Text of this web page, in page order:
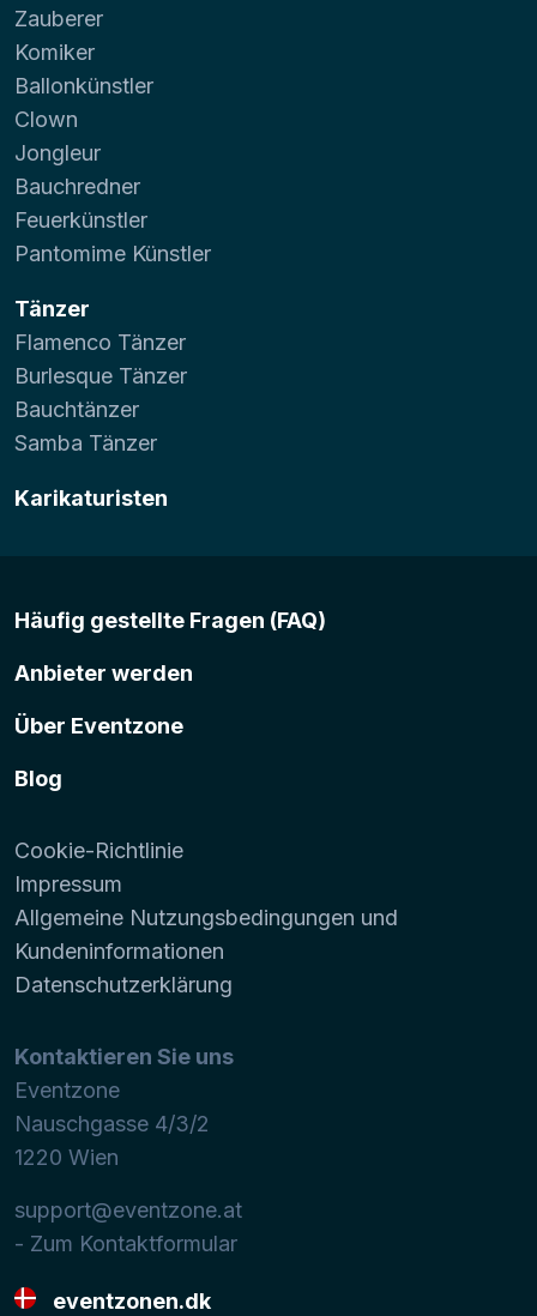
Zauberer
Komiker
Ballonkünstler
Clown
Jongleur
Bauchredner
Feuerkünstler
Pantomime Künstler
Tänzer
Flamenco Tänzer
Burlesque Tänzer
Bauchtänzer
Samba Tänzer
Karikaturisten
Häufig gestellte Fragen (FAQ)
Anbieter werden
Über Eventzone
Blog
Cookie-Richtlinie
Impressum
Allgemeine Nutzungsbedingungen und
Kundeninformationen
Datenschutzerklärung
Kontaktieren Sie uns
Eventzone
Nauschgasse 4/3/2
1220 Wien
support@eventzone.at
- Zum Kontaktformular
eventzonen.dk